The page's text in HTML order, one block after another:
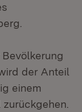
der Anteil
einem